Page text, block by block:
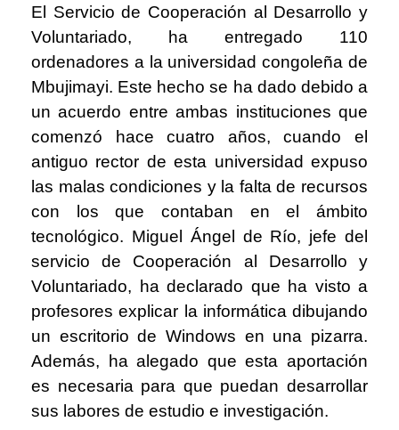
El Servicio de Cooperación al Desarrollo y
Voluntariado, ha entregado 110
ordenadores a la universidad congoleña de
Mbujimayi. Este hecho se ha dado debido a
un acuerdo entre ambas instituciones que
comenzó hace cuatro años, cuando el
antiguo rector de esta universidad expuso
las malas condiciones y la falta de recursos
con los que contaban en el ámbito
tecnológico. Miguel Ángel de Río, jefe del
servicio de Cooperación al Desarrollo y
Voluntariado, ha declarado que ha visto a
profesores explicar la informática dibujando
un escritorio de Windows en una pizarra.
Además, ha alegado que esta aportación
es necesaria para que puedan desarrollar
sus labores de estudio e investigación.